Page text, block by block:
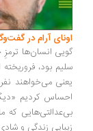
آرام در گفت‌وگو با
انسان‌ها ترمزِ خود
بود، فروریخته است.
می‌خواهند نفرت،
کردیم «دیگری»
که ما را
زندگی و